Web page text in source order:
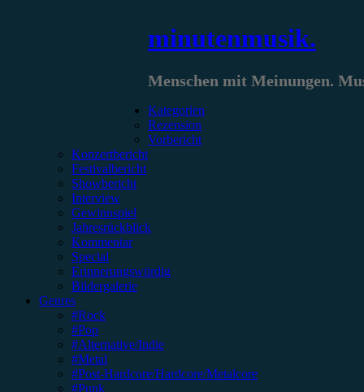
minutenmusik.
Menschen mit Meinungen.
Kategorien
Rezension
Vorbericht
Konzertbericht
Festivalbericht
Showbericht
Interview
Gewinnspiel
Jahresrückblick
Kommentar
Special
Erinnerungswürdig
Bildergalerie
Genres
#Rock
#Pop
#Alternative/Indie
#Metal
#Post-Hardcore/Hardcore/Metalcore
#Punk